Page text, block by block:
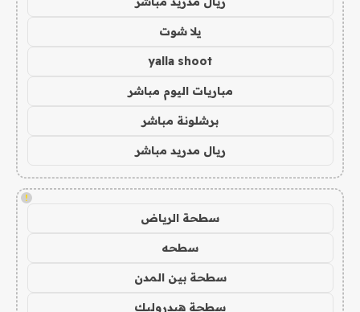
يلا شوت
yalla shoot
مباريات اليوم مباشر
برشلونة مباشر
ريال مدريد مباشر
!
سطحة الرياض
سطحه
سطحة بين المدن
سطحة هيدروليك